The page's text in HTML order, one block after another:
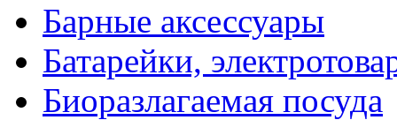
Барные аксессуары
Батарейки,
Биоразлагаемая посуда